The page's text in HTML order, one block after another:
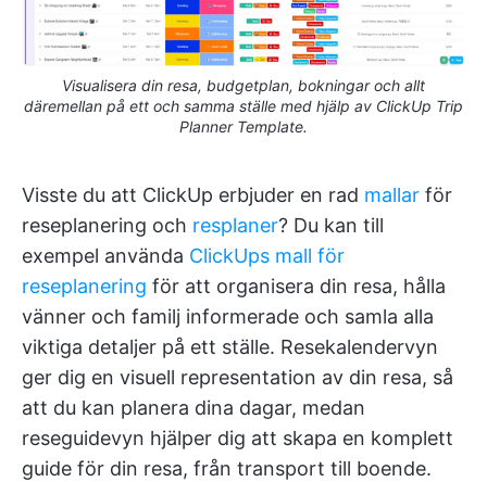
Visualisera din resa, budgetplan, bokningar och allt
däremellan på ett och samma ställe med hjälp av ClickUp Trip
Planner Template.
Visste du att ClickUp erbjuder en rad mallar för
reseplanering och resplaner? Du kan till
exempel använda ClickUps mall för
reseplanering för att organisera din resa, hålla
vänner och familj informerade och samla alla
viktiga detaljer på ett ställe. Resekalendervyn
ger dig en visuell representation av din resa, så
att du kan planera dina dagar, medan
reseguidevyn hjälper dig att skapa en komplett
guide för din resa, från transport till boende.